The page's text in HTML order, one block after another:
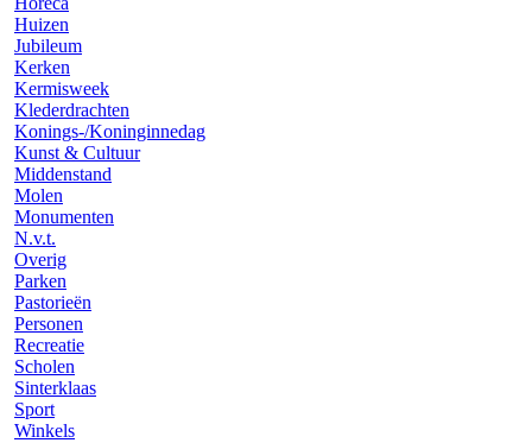
Huizen
Jubileum
Kerken
Kermisweek
Klederdrachten
Konings-/Koninginnedag
Kunst & Cultuur
Middenstand
Molen
Monumenten
N.v.t.
Overig
Parken
Pastorieën
Personen
Recreatie
Scholen
Sinterklaas
Sport
Winkels